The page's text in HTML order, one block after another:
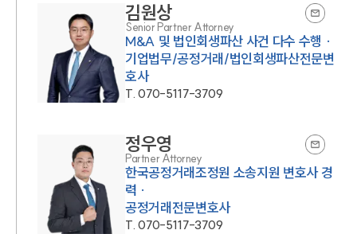
김원상
Senior Partner Attorney
M&A 및 법인회생파산 사건 다수 수행 ·
기업법무/공정거래/법인회생파산전문변
호사
T.070-5117-3709
정우영
Partner Attorney
한국공정거래조정원 소송지원 변호사 경
력 ·
공정거래전문변호사
T.070-5117-3709